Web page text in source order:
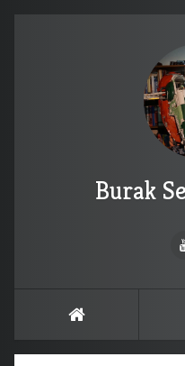
Burak